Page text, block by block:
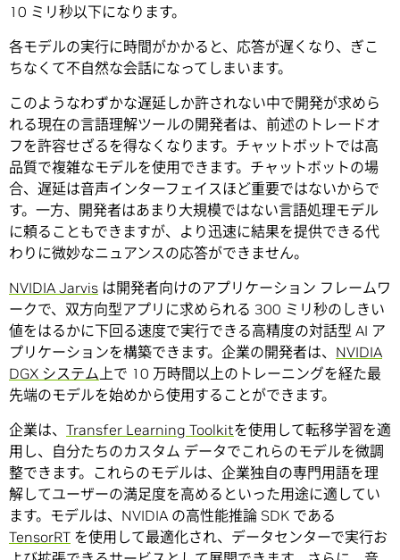
10 ミリ秒以下になります。
各モデルの実行に時間がかかると、応答が遅くなり、ぎこ
ちなくて不自然な会話になってしまいます。
このようなわずかな遅延しか許されない中で開発が求めら
れる現在の言語理解ツールの開発者は、前述のトレードオ
フを許容せざるを得なくなります。チャットボットでは高
品質で複雑なモデルを使用できます。チャットボットの場
合、遅延は音声インターフェイスほど重要ではないからで
す。一方、開発者はあまり大規模ではない言語処理モデル
に頼ることもできますが、より迅速に結果を提供できる代
わりに微妙なニュアンスの応答ができません。
NVIDIA Jarvis は開発者向けのアプリケーション フレームワ
ークで、双方向型アプリに求められる 300 ミリ秒のしきい
値をはるかに下回る速度で実行できる高精度の対話型 AI ア
プリケーションを構築できます。企業の開発者は、 NVIDIA
DGX システム 上で 10 万時間以上のトレーニングを経た最
先端のモデルを始めから使用することができます。
企業は、 Transfer Learning Toolkitを使用して転移学習を適
用し、自分たちのカスタム データでこれらのモデルを微調
整できます。これらのモデルは、企業独自の専門用語を理
解してユーザーの満足度を高めるといった用途に適してい
ます。モデルは、NVIDIA の高性能推論 SDK である
TensorRT を使用して最適化され、データセンターで実行お